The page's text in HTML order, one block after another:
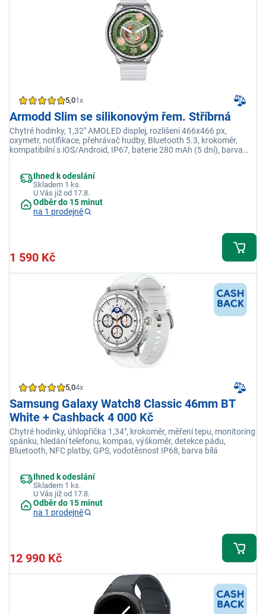
5,01x
Armodd Slim se silikonovým řem. Stříbrná
Chytré hodinky, 1,32" AMOLED displej, rozlišení 466x466 px,
oxymetr, notifikace, přehrávač hudby, Bluetooth 5.3, krokoměr,
kompatibilní s iOS/Android, IP67, baterie 280 mAh (5 dní), barva
Ihned k odeslání
Skladem 1 ks.
U Vás již od 17.8.
Odběr do 15 minut
na 1 prodejně
1 590 Kč
5,04x
Samsung Galaxy Watch8 Classic 46mm BT
White + Cashback 4 000 Kč
Chytré hodinky, úhlopříčka 1,34", krokoměr, měření tepu, monitoring
spánku, hledání telefonu, kompas, výškoměr, detekce pádu,
Bluetooth, NFC platby, GPS, vodotěsnost IP68, barva bílá
Ihned k odeslání
Skladem 1 ks.
U Vás již od 17.8.
Odběr do 15 minut
na 1 prodejně
12 990 Kč